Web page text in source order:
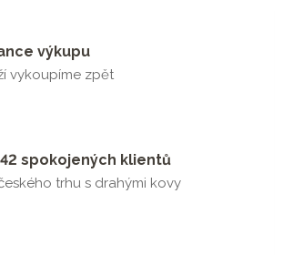
výkupu
vykoupíme zpět
spokojených klientů
trhu s drahými kovy